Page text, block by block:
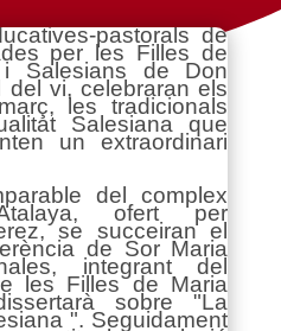
pastorals de
per les Filles de
i Salesians de Don
vi, celebraran els
les tradicionals
Salesiana que
un extraordinari
del complex
ofert per
se succeiran el
de Sor Maria
integrant del
les Filles de Maria
sobre "La
". Seguidament